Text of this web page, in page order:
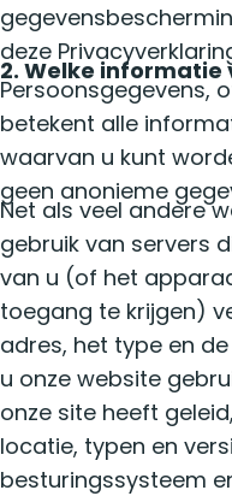
deze
2. Welke informatie
Persoonsgegevens,
betekent alle
waarvan u kunt
geen anonieme
Net als veel andere
gebruik van servers
van u (of het
toegang te krijgen)
adres, het type en
u onze website
onze site heeft
locatie, typen en
besturingssysteem